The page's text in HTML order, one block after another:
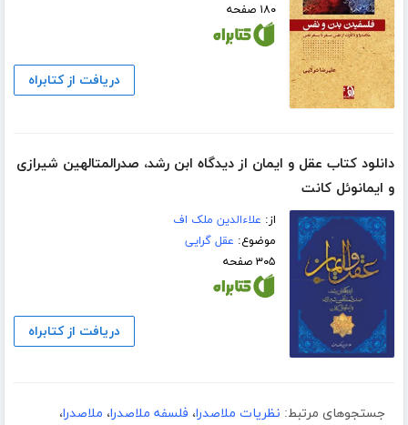
۱۸۰ صفحه
دریافت از کتابراه
دانلود کتاب عقل و ایمان از دیدگاه ابن رشد، صدرالمتالهین شیرازی
و ایمانوئل کانت
از: علاءالدین ملک اف
موضوع: عقل گرایی
۳۰۵ صفحه
دریافت از کتابراه
جستجوهای مرتبط: نظریات ملاصدرا، فلسفه ملاصدرا، ملاصدرا،